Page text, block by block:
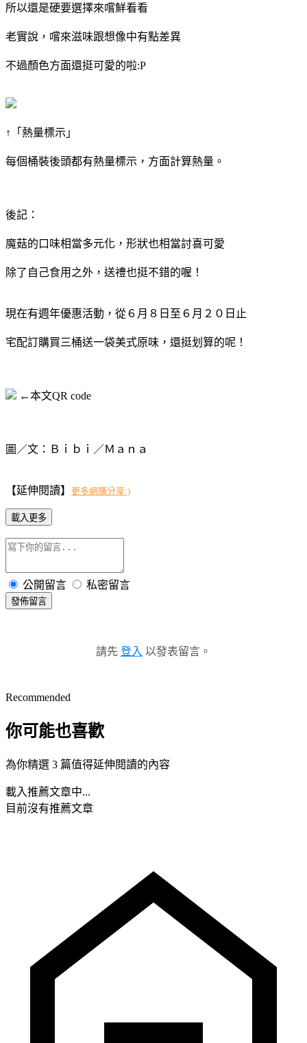
所以還是硬要選擇來嚐鮮看看
老實說，嚐來滋味跟想像中有點差異
不過顏色方面還挺可愛的啦:P
↑「熱量標示」
每個桶裝後頭都有熱量標示，方面計算熱量。
後記：
魔菇的口味相當多元化，形狀也相當討喜可愛
除了自己食用之外，送禮也挺不錯的喔！
現在有週年優惠活動，從６月８日至６月２０日止
宅配訂購買三桶送一袋美式原味，還挺划算的呢！
←本文QR code
圖／文：Ｂｉｂｉ／Ｍａｎａ
【延伸閱讀】 更多網購分享:)
載入更多
公開留言 私密留言
發佈留言
請先 登入 以發表留言。
Recommended
你可能也喜歡
為你精選 3 篇值得延伸閱讀的內容
載入推薦文章中...
目前沒有推薦文章